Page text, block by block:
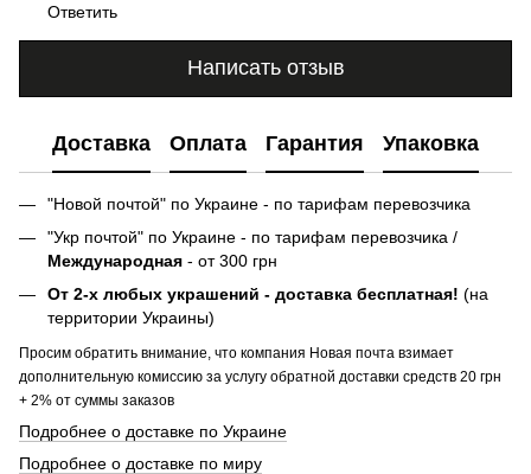
Ответить
Написать отзыв
Доставка Оплата Гарантия Упаковка
"Новой почтой" по Украине - по тарифам перевозчика
"Укр почтой" по Украине - по тарифам перевозчика /
Международная - от 300 грн
От 2-х любых украшений - доставка бесплатная! (на
территории Украины)
Просим обратить внимание, что компания Новая почта взимает
дополнительную комиссию за услугу обратной доставки средств 20 грн
+ 2% от суммы заказов
Подробнее о доставке по Украине
Подробнее о доставке по миру